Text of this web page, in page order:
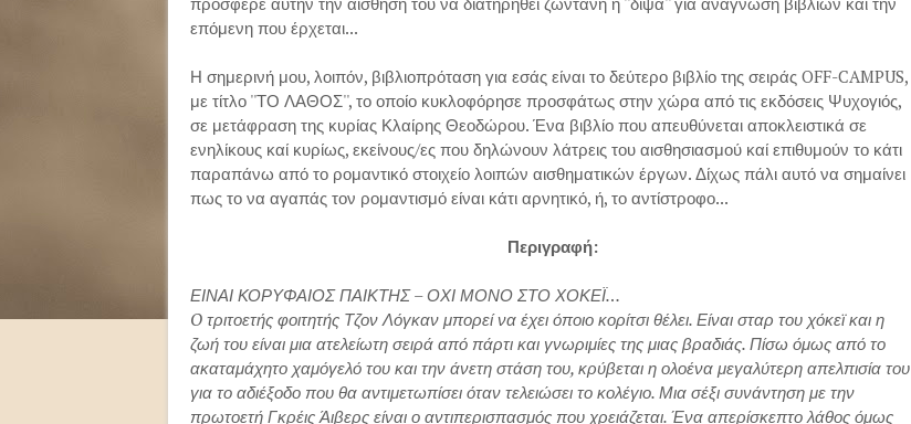
επόμενη που έρχεται...
Η σημερινή μου, λοιπόν, βιβλιοπρόταση για εσάς είναι το δεύτερο βιβλίο της σειράς OFF-CAMPUS,
με τίτλο ''ΤΟ ΛΑΘΟΣ'', το οποίο κυκλοφόρησε προσφάτως στην χώρα από τις εκδόσεις Ψυχογιός,
σε μετάφραση της κυρίας Κλαίρης Θεοδώρου. Ένα βιβλίο που απευθύνεται αποκλειστικά σε
ενηλίκους καί κυρίως, εκείνους/ες που δηλώνουν λάτρεις του αισθησιασμού καί επιθυμούν το κάτι
παραπάνω από το ρομαντικό στοιχείο λοιπών αισθηματικών έργων. Δίχως πάλι αυτό να σημαίνει
πως το να αγαπάς τον ρομαντισμό είναι κάτι αρνητικό, ή, το αντίστροφο...
Περιγραφή:
ΕΙΝΑΙ ΚΟΡΥΦΑΙΟΣ ΠΑΙΚΤΗΣ – ΟΧΙ ΜΟΝΟ ΣΤΟ ΧΟΚΕΪ…
O τριτοετής φοιτητής Τζον Λόγκαν μπορεί να έχει όποιο κορίτσι θέλει. Είναι σταρ του χόκεϊ και η
ζωή του είναι μια ατελείωτη σειρά από πάρτι και γνωριμίες της μιας βραδιάς. Πίσω όμως από το
ακαταμάχητο χαμόγελό του και την άνετη στάση του, κρύβεται η ολοένα μεγαλύτερη απελπισία του
για το αδιέξοδο που θα αντιμετωπίσει όταν τελειώσει το κολέγιο. Μια σέξι συνάντηση με την
πρωτοετή Γκρέις Άιβερς είναι ο αντιπερισπασμός που χρειάζεται. Ένα απερίσκεπτο λάθος όμως